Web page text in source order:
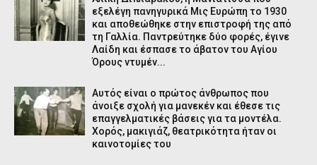
εξελέγη πανηγυρικά Μις Ευρώπη το 1930
και αποθεώθηκε στην επιστροφή της από
τη Γαλλία. Παντρεύτηκε δύο φορές, έγινε
Λαίδη και έσπασε το άβατον του Αγίου
Όρους ντυμέν...
Αυτός είναι ο πρώτος άνθρωπος που
άνοιξε σχολή για μανεκέν και έθεσε τις
επαγγελματικές βάσεις για τα μοντέλα.
Χορός, μακιγιάζ, θεατρικότητα ήταν οι
καινοτομίες του